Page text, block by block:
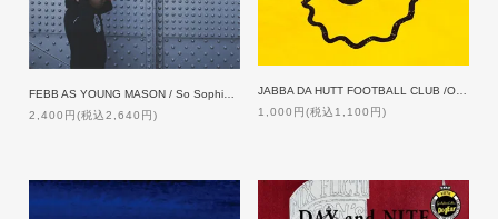
2,400円(税込2,640円)
1,000円(税込1,100円)